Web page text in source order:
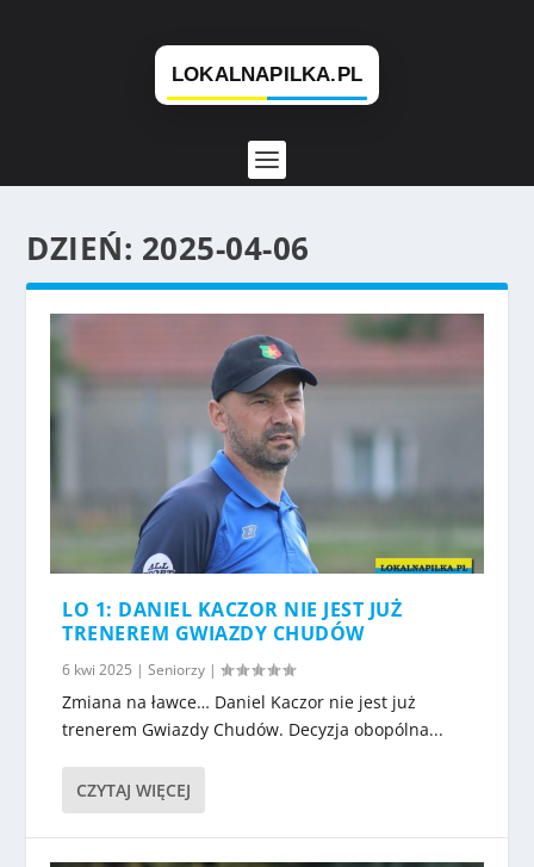
DZIEŃ: 2025-04-06
LO 1: DANIEL KACZOR NIE JEST JUŻ
TRENEREM GWIAZDY CHUDÓW
6 kwi 2025 |Seniorzy |
Zmiana na ławce… Daniel Kaczor nie jest już
trenerem Gwiazdy Chudów. Decyzja obopólna...
CZYTAJ WIĘCEJ